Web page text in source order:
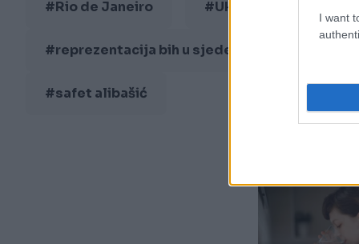
I want
#Rio de Janeiro #Ukrajina
#reprezentacija bih u sjedećoj odbojci
#safet alibašić